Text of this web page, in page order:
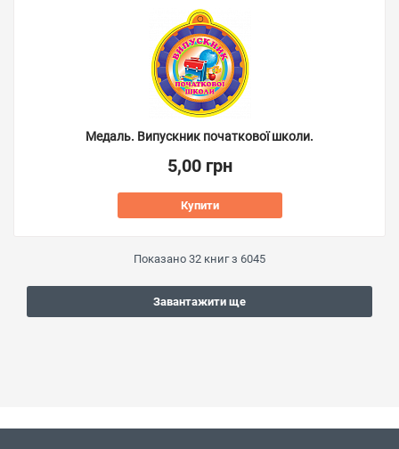
Медаль. Випускник початкової школи.
5,00 грн
Купити
Показано 32 книг з 6045
Завантажити ще